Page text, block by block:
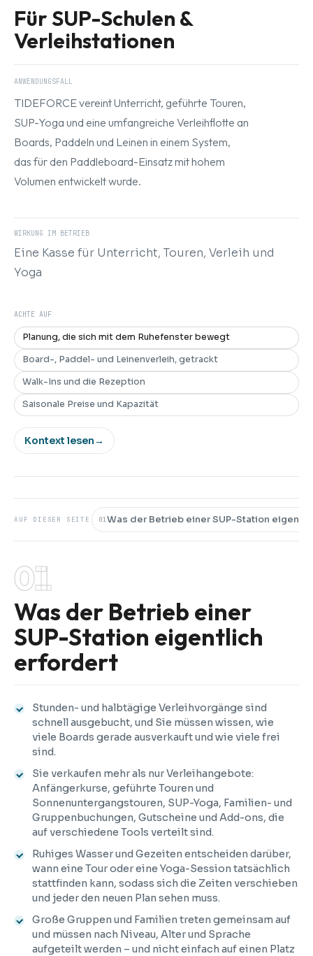
Für SUP-Schulen &
Verleihstationen
ANWENDUNGSFALL
TIDEFORCE vereint Unterricht, geführte Touren,
SUP-Yoga und eine umfangreiche Verleihflotte an
Boards, Paddeln und Leinen in einem System,
das für den Paddleboard-Einsatz mit hohem
Volumen entwickelt wurde.
WIRKUNG IM BETRIEB
Eine Kasse für Unterricht, Touren, Verleih und
Yoga
ACHTE AUF
Planung, die sich mit dem Ruhefenster bewegt
Board-, Paddel- und Leinenverleih, getrackt
Walk-Ins und die Rezeption
Saisonale Preise und Kapazität
Kontext lesen→
AUF DIESER SEITE 01Was der Betrieb einer SUP-Station
01
Was der Betrieb einer
SUP-Station eigentlich
erfordert
Stunden- und halbtägige Verleihvorgänge sind
schnell ausgebucht, und Sie müssen wissen, wie
viele Boards gerade ausverkauft und wie viele frei
sind.
Sie verkaufen mehr als nur Verleihangebote:
Anfängerkurse, geführte Touren und
Sonnenuntergangstouren, SUP-Yoga, Familien- und
Gruppenbuchungen, Gutscheine und Add-ons, die
auf verschiedene Tools verteilt sind.
Ruhiges Wasser und Gezeiten entscheiden darüber,
wann eine Tour oder eine Yoga-Session tatsächlich
stattfinden kann, sodass sich die Zeiten verschieben
und jeder den neuen Plan sehen muss.
Große Gruppen und Familien treten gemeinsam auf
und müssen nach Niveau, Alter und Sprache
aufgeteilt werden – und nicht einfach auf einen Platz